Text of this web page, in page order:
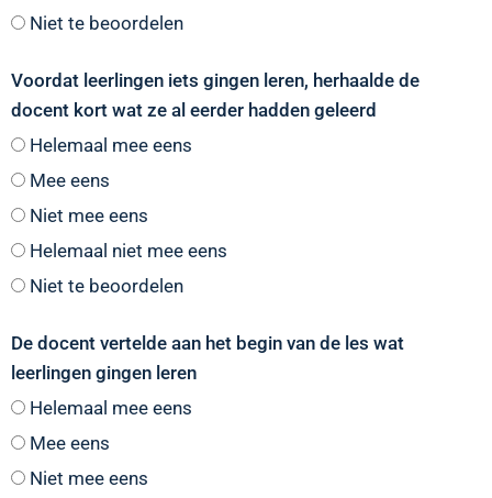
Niet te beoordelen
Voordat leerlingen iets gingen leren, herhaalde de
docent kort wat ze al eerder hadden geleerd
Helemaal mee eens
Mee eens
Niet mee eens
Helemaal niet mee eens
Niet te beoordelen
De docent vertelde aan het begin van de les wat
leerlingen gingen leren
Helemaal mee eens
Mee eens
Niet mee eens